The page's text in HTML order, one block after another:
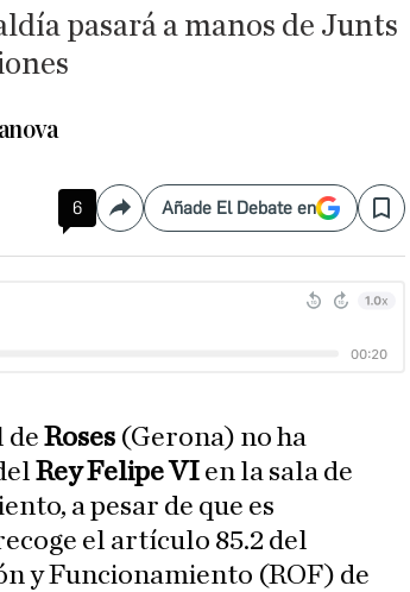
pasará a manos de Junts
6 CompartirAñade El Debate en Save
deRoses (Gerona) no ha
Rey Felipe VI en la sala de
a pesar de que es
el artículo 85.2 del
y Funcionamiento (ROF) de